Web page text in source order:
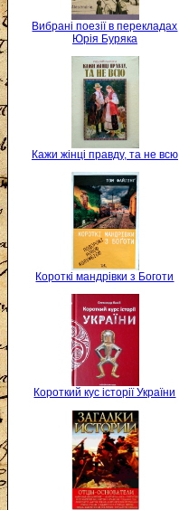
Вибрані поезії в перекладах
Юрія Буряка
Кажи жінці правду, та не всю
Короткі мандрівки з Боготи
Короткий кус історії України